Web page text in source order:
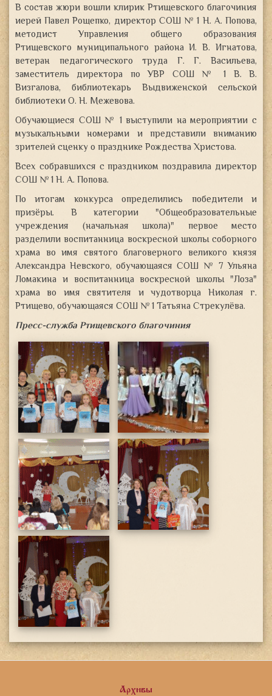
В состав жюри вошли клирик Ртищевского благочиния
иерей Павел Рощепко, директор СОШ № 1 Н. А. Попова,
методист Управления общего образования
Ртищевского муниципального района И. В. Игнатова,
ветеран педагогического труда Г. Г. Васильева,
заместитель директора по УВР СОШ № 1 В. В.
Визгалова, библиотекарь Выдвиженской сельской
библиотеки О. Н. Межевова.
Обучающиеся СОШ № 1 выступили на мероприятии с
музыкальными номерами и представили вниманию
зрителей сценку о празднике Рождества Христова.
Всех собравшихся с праздником поздравила директор
СОШ № 1 Н. А. Попова.
По итогам конкурса определились победители и
призёры. В категории "Общеобразовательные
учреждения (начальная школа)" первое место
разделили воспитанница воскресной школы соборного
храма во имя святого благоверного великого князя
Александра Невского, обучающаяся СОШ № 7 Ульяна
Ломакина и воспитанница воскресной школы "Лоза"
храма во имя святителя и чудотворца Николая г.
Ртищево, обучающаяся СОШ № 1 Татьяна Стрекулёва.
Пресс-служба Ртищевского благочиния
Архивы